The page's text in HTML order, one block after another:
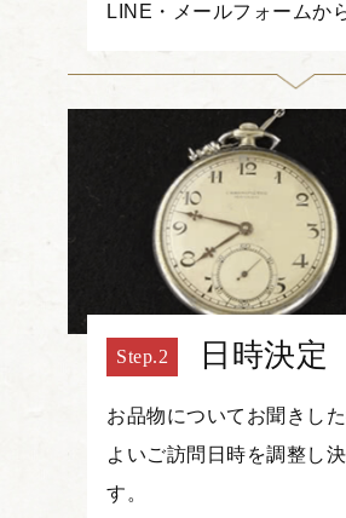
LINE・メールフォームか
日時決定
お品物についてお聞きし
よいご訪問日時を調整し
す。